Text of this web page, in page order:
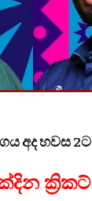
අද හවස 2ට
ක්‍රිකට්